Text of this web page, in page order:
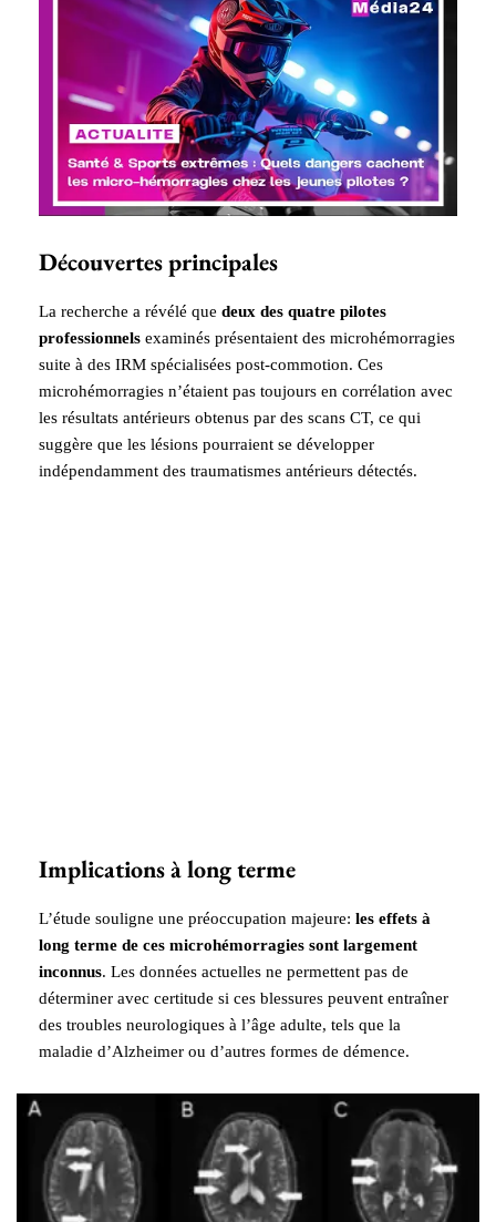
Découvertes principales
La recherche a révélé que deux des quatre pilotes
professionnels examinés présentaient des microhémorragies
suite à des IRM spécialisées post-commotion. Ces
microhémorragies n’étaient pas toujours en corrélation avec
les résultats antérieurs obtenus par des scans CT, ce qui
suggère que les lésions pourraient se développer
indépendamment des traumatismes antérieurs détectés.
Implications à long terme
L’étude souligne une préoccupation majeure: les effets à
long terme de ces microhémorragies sont largement
inconnus. Les données actuelles ne permettent pas de
déterminer avec certitude si ces blessures peuvent entraîner
des troubles neurologiques à l’âge adulte, tels que la
maladie d’Alzheimer ou d’autres formes de démence.